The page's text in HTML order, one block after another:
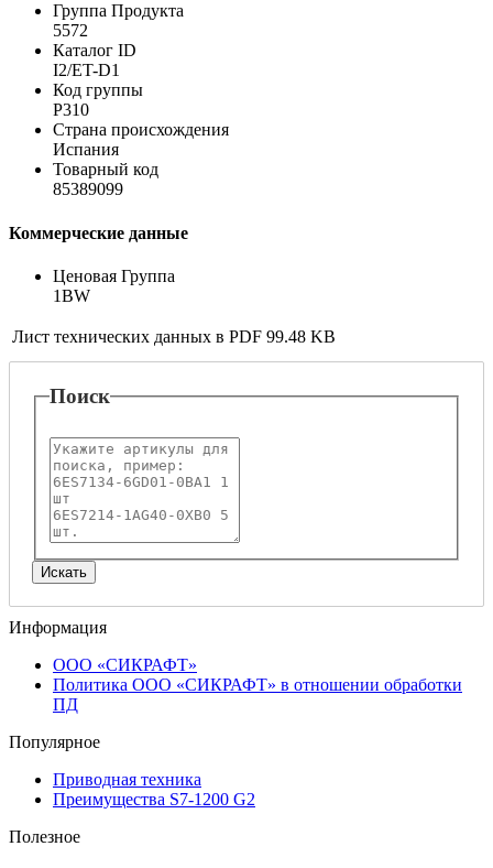
Группа Продукта
5572
Каталог ID
I2/ET-D1
Код группы
P310
Страна происхождения
Испания
Товарный код
85389099
Коммерческие данные
Ценовая Группа
1BW
Лист технических данных в PDF 99.48 KB
Поиск
Информация
ООО «СИКРАФТ»
Политика ООО «СИКРАФТ» в отношении обработки
ПД
Популярное
Приводная техника
Преимущества S7-1200 G2
Полезное